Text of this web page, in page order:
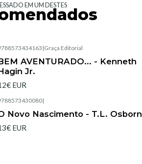
EM UM DESTES
|Graça Editorial
AVENTURADO... - Kenneth
Jr.
EUR
|
Novo Nascimento - T.L. Osborn
EUR